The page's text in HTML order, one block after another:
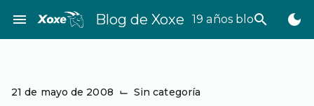
contenido
menu Blog de Xoxe 19 años bloggeando
search dark_mode
21 de mayo de 2008 ⌙ Sin categoría